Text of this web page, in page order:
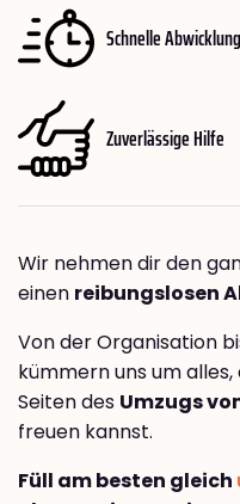
Schnelle Abwicklung
Zuverlässige Hilfe
Wir nehmen dir den
einen reibungslosen
Von der Organisation
kümmern uns um
Seiten des Umzugs
freuen kannst.
Füll am besten gleich